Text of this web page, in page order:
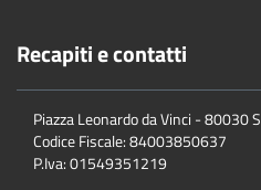
Recapiti e contatti
Piazza Leonardo da Vinci - 80030
Codice Fiscale:84003850637
P.Iva:01549351219